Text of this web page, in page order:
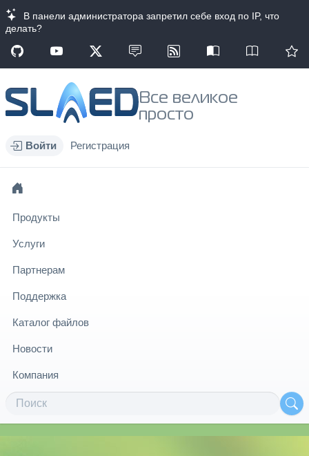
В панели администратора запретил себе вход по IP, что
делать?
Все великое
просто
Войти Регистрация
Продукты
Услуги
Партнерам
Поддержка
Каталог файлов
Новости
Компания